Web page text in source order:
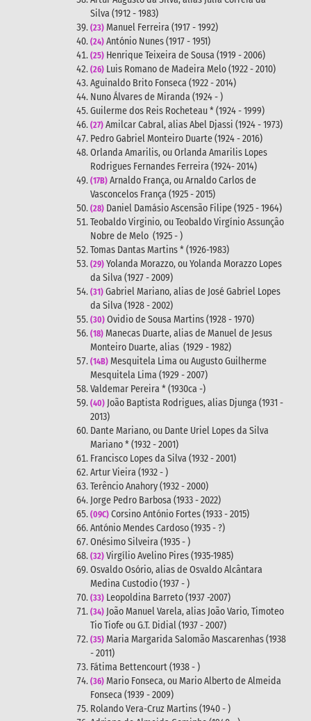
Silva (1912 - 1983)
(23) Manuel Ferreira (1917 - 1992)
(24) António Nunes (1917 - 1951)
(25) Henrique Teixeira de Sousa (1919 - 2006)
(26) Luis Romano de Madeira Melo (1922 - 2010)
Aguinaldo Brito Fonseca (1922 - 2014)
Nuno Álvares de Miranda (1924 - )
Guilerme dos Reis Rocheteau * (1924 - 1999)
(27) Amilcar Cabral, alias Abel Djassi (1924 - 1973)
Pedro Gabriel Monteiro Duarte (1924 - 2016)
Orlanda Amarilis, ou Orlanda Amarilis Lopes
Rodrigues Fernandes Ferreira (1924- 2014)
(17B) Arnaldo França, ou Arnaldo Carlos de
Vasconcelos França (1925 - 2015)
(28) Daniel Damásio Ascensão Filipe (1925 - 1964)
Teobaldo Virginio, ou Teobaldo Virgínio Assunçâo
Nobre de Melo (1925 - )
Tomas Dantas Martins * (1926-1983)
(29) Yolanda Morazzo, ou Yolanda Morazzo Lopes
da Silva (1927 - 2009)
(31) Gabriel Mariano, alias de José Gabriel Lopes
da Silva (1928 - 2002)
(30) Ovidio de Sousa Martins (1928 - 1970)
(18) Manecas Duarte, alias de Manuel de Jesus
Monteiro Duarte, alias (1929 - 1982)
(14B) Mesquitela Lima ou Augusto Guilherme
Mesquitela Lima (1929 - 2007)
Valdemar Pereira * (1930ca -)
(40) João Baptista Rodrigues, alias Djunga (1931 -
2013)
Dante Mariano, ou Dante Uriel Lopes da Silva
Mariano * (1932 - 2001)
Francisco Lopes da Silva (1932 - 2001)
Artur Vieira (1932 - )
Terêncio Anahory (1932 - 2000)
Jorge Pedro Barbosa (1933 - 2022)
(09C) Corsino António Fortes (1933 - 2015)
António Mendes Cardoso (1935 - ?)
Onésimo Silveira (1935 - )
(32) Virgílio Avelino Pires(1935-1985)
Osvaldo Osório, alias de Osvaldo Alcântara
Medina Custodio (1937 - )
(33) Leopoldina Barreto (1937 -2007)
(34) João Manuel Varela, alias João Vario, Timoteo
Tio Tiofe ou G.T. Didial (1937 - 2007)
(35) Maria Margarida Salomão Mascarenhas (1938
- 2011)
Fátima Bettencourt (1938 - )
(36) Mario Fonseca, ou Mario Alberto de Almeida
Fonseca (1939 - 2009)
Rolando Vera-Cruz Martins (1940 - )